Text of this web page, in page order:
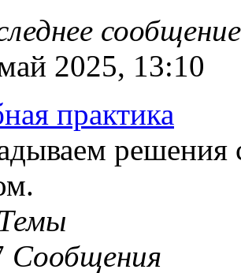
сообщение
2025, 13:10
практика
решения
Сообщения